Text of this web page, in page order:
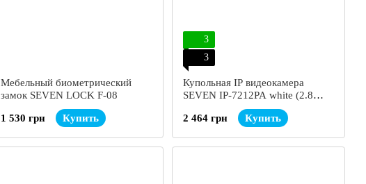
Мебельный биометрический
замок SEVEN LOCK F-08
1 530 грн Купить
3
3
Купольная IP видеокамера
SEVEN IP-7212PA white (2.8
2 464 грн
Купить